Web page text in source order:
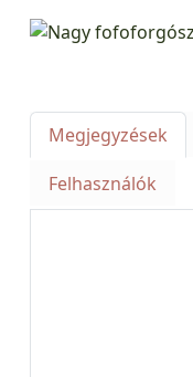
Megjegyzések
Felhasználók